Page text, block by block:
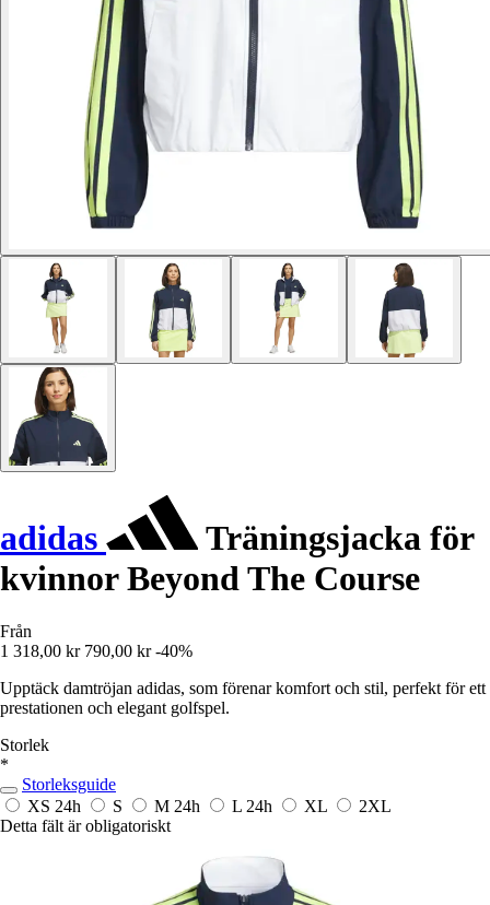
adidas
Träningsjacka för
kvinnor Beyond The Course
Från
1 318,00 kr 790,00 kr -40%
Upptäck damtröjan adidas, som förenar komfort och stil, perfekt för ett
prestationen och elegant golfspel.
Storlek
*
Storleksguide
XS 24h S M 24h L 24h XL
2XL
Detta fält är obligatoriskt